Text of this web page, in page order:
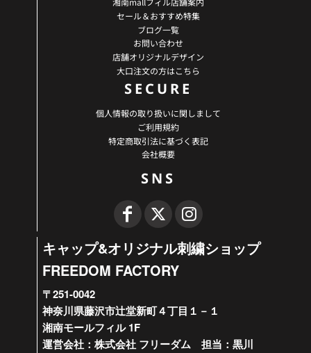
セール＆おすすめ特集
ブログ一覧
お問い合わせ
店舗オリジナルデザイン
大口注文の方はこちら
SECURE
個人情報の取り扱いに関しまして
ご利用規約
特定商取引法に基づく表記
会社概要
SNS
キャップ&オリジナル刺繍ショップ
FREEDOM FACTORY
〒251-0042
神奈川県藤沢市辻堂新町４丁目１－１
湘南モールフィル 1F
運営会社：株式会社 フリーダム 担当：黒川